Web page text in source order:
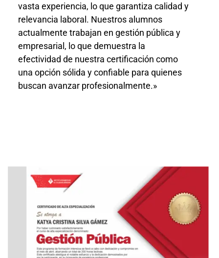
vasta experiencia, lo que garantiza calidad y
relevancia laboral. Nuestros alumnos
actualmente trabajan en gestión pública y
empresarial, lo que demuestra la
efectividad de nuestra certificación como
una opción sólida y confiable para quienes
buscan avanzar profesionalmente.»